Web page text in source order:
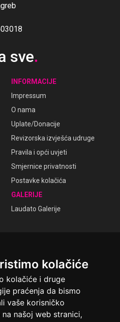
kolačiće
kolačiće i druge
praćenja da bismo
vaše korisničko
našoj web stranici,
sve.
INFORMACIJE
Impressum
O nama
Uplate/Donacije
Revizorska izvješća udruge
Pravila i opći uvjeti
Smjernice privatnosti
Postavke kolačića
GALERIJE
Laudato Galerije
Ime dobrote
6, Rijeka